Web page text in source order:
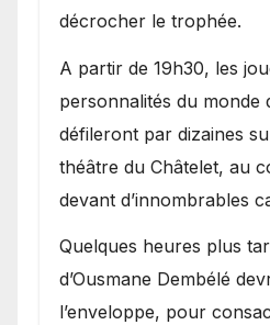
décrocher le trophée.
A partir de 19h30, les
personnalités du monde
défileront par dizaines
théâtre du Châtelet, au
devant d’innombrables
Quelques heures plus
d’Ousmane Dembélé
l’enveloppe, pour